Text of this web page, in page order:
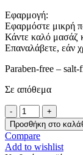
Εφαρμογή:
Εφαρμόστε μικρή
Κάντε καλό μασάζ
Επαναλάβετε, εάν
Paraben-free – salt-
Σε απόθεμα
Mon
Platin
Shampoo
&
Προσθήκη στο
Compare
Add to wishlist